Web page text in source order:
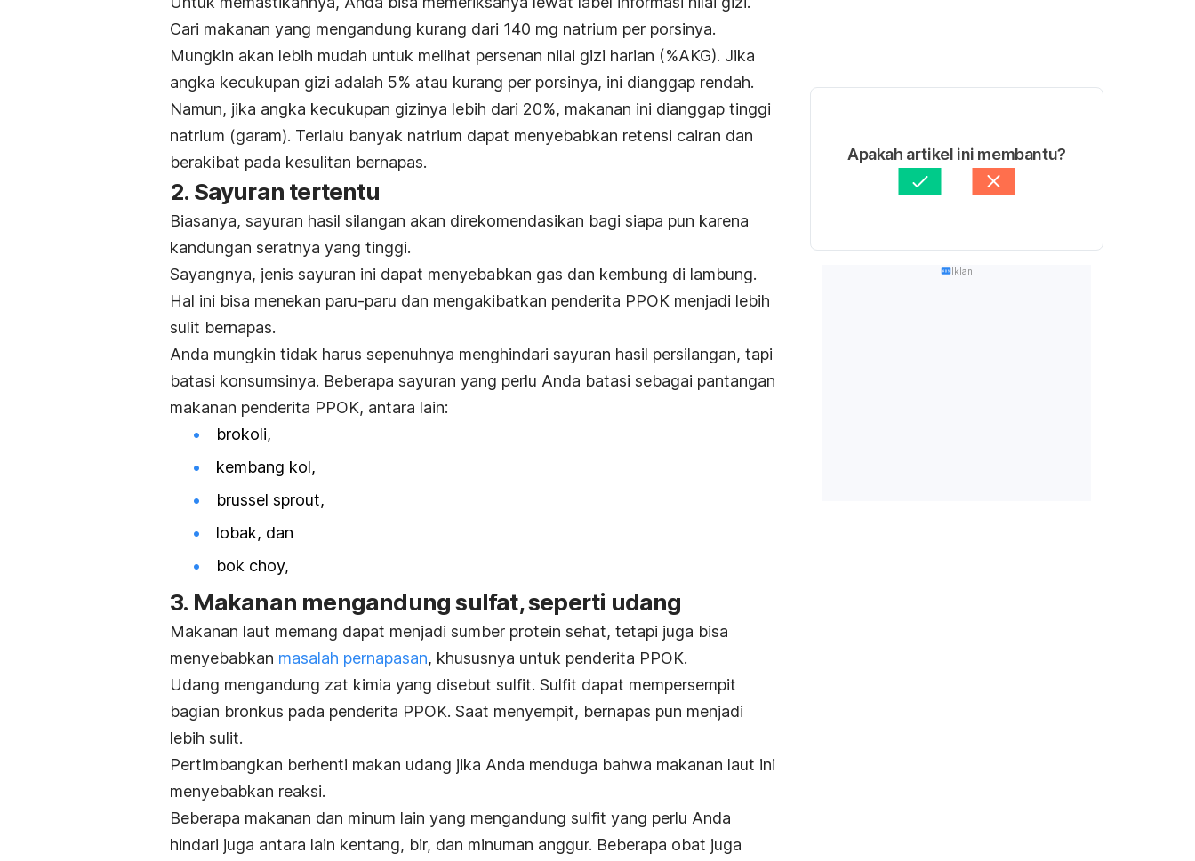
Cari makanan yang mengandung kurang dari 140 mg natrium per porsinya.
Mungkin akan lebih mudah untuk melihat persenan nilai gizi harian (%AKG). Jika
angka kecukupan gizi adalah 5% atau kurang per porsinya, ini dianggap rendah.
Namun, jika angka kecukupan gizinya lebih dari 20%, makanan ini dianggap tinggi
natrium (garam). Terlalu banyak natrium dapat menyebabkan retensi cairan dan
berakibat pada kesulitan bernapas.
2. Sayuran tertentu
Biasanya, sayuran hasil silangan akan direkomendasikan bagi siapa pun karena
kandungan seratnya yang tinggi.
Sayangnya, jenis sayuran ini dapat menyebabkan gas dan kembung di lambung.
Hal ini bisa menekan paru-paru dan mengakibatkan penderita PPOK menjadi lebih
sulit bernapas.
Anda mungkin tidak harus sepenuhnya menghindari sayuran hasil persilangan, tapi
batasi konsumsinya. Beberapa sayuran yang perlu Anda batasi sebagai pantangan
makanan penderita PPOK, antara lain:
brokoli,
kembang kol,
brussel sprout,
lobak, dan
bok choy,
3. Makanan mengandung sulfat, seperti udang
Makanan laut memang dapat menjadi sumber protein sehat, tetapi juga bisa
menyebabkan masalah pernapasan, khususnya untuk penderita PPOK.
Udang mengandung zat kimia yang disebut sulfit. Sulfit dapat mempersempit
bagian bronkus pada penderita PPOK. Saat menyempit, bernapas pun menjadi
lebih sulit.
Pertimbangkan berhenti makan udang jika Anda menduga bahwa makanan laut ini
menyebabkan reaksi.
Beberapa makanan dan minum lain yang mengandung sulfit yang perlu Anda
hindari juga antara lain kentang, bir, dan minuman anggur. Beberapa obat juga
Apakah artikel ini membantu?
Iklan